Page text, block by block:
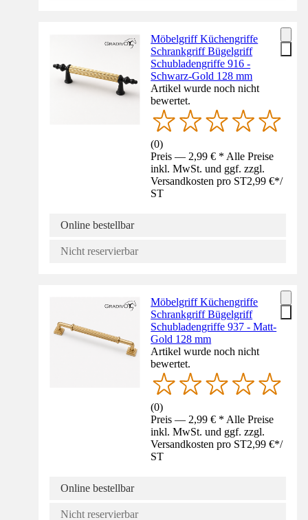
Möbelgriff Küchengriffe
Schrankgriff Bügelgriff
Schubladengriffe 916 -
Schwarz-Gold 128 mm
Artikel wurde noch nicht
bewertet.
(0)
Preis — 2,99 € * Alle Preise
inkl. MwSt. und ggf. zzgl.
Versandkosten pro ST2,99 €*/
ST
Online bestellbar
Nicht reservierbar
Möbelgriff Küchengriffe
Schrankgriff Bügelgriff
Schubladengriffe 937 - Matt-
Gold 128 mm
Artikel wurde noch nicht
bewertet.
(0)
Preis — 2,99 € * Alle Preise
inkl. MwSt. und ggf. zzgl.
Versandkosten pro ST2,99 €*/
ST
Online bestellbar
Nicht reservierbar